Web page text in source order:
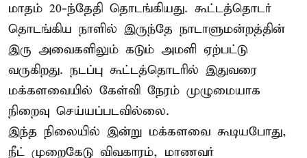
மாதம் 20-ந்தேதி தொடங்கியது. கூட்டத்தொடர்
தொடங்கிய நாளில் இருந்தே நாடாளுமன்றத்தின்
இரு அவைகளிலும் கடும் அமளி ஏற்பட்டு
வருகிறது. நடப்பு கூட்டத்தொடரில் இதுவரை
மக்களவையில் கேள்வி நேரம் முழுமையாக
நிறைவு செய்யப்படவில்லை.
இந்த நிலையில் இன்று மக்களவை கூடியபோது,
நீட் முறைகேடு விவகாரம், மாணவர்